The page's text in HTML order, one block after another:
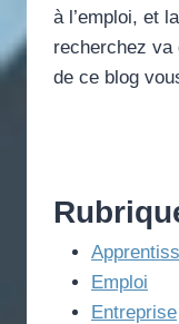
à l’emploi, et
recherchez
de ce blog
Emploi
Entreprise